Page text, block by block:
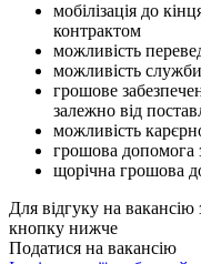
мобілізація до
контрактом
можливість
можливість
грошове
залежно від
можливість
грошова допомога
щорічна грошова
Для відгуку на
кнопку нижче
Податися на вакансію